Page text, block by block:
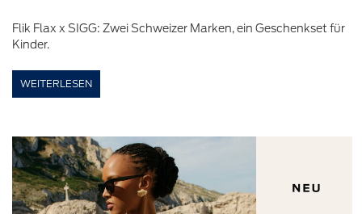
Flik Flax x SIGG: Zwei Schweizer Marken, ein Geschenkset für
Kinder.
WEITERLESEN